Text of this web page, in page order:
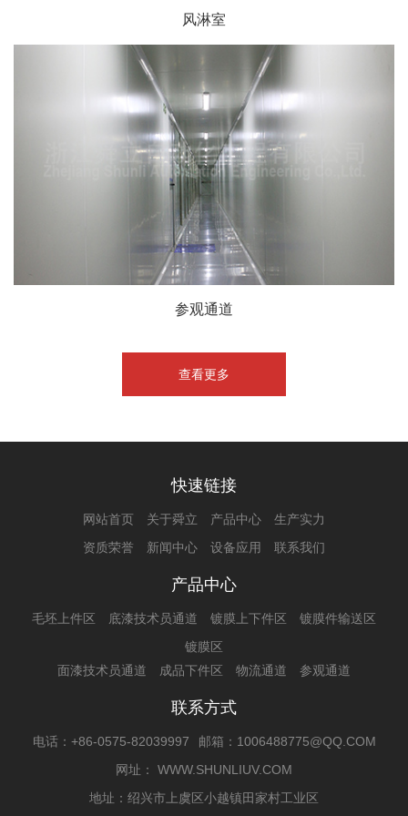
风淋室
参观通道
查看更多
快速链接
网站首页 关于舜立 产品中心
生产实力
资质荣誉
新闻中心 设备应用 联系我们
产品中心
毛坯上件区 底漆技术员通道 镀膜上下件区
镀膜件输送区
镀膜区
面漆技术员通道
成品下件区 物流通道 参观通道
联系方式
电话：+86-0575-82039997
邮箱：1006488775@QQ.COM
网址： WWW.SHUNLIUV.COM
地址：绍兴市上虞区小越镇田家村工业区